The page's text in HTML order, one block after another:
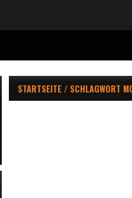
STARTSEITE / SCHLAGWORT